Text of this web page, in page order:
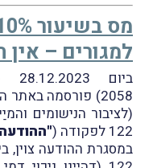
למגורים – אין
2058) פורסמה
(לציבור הנישומים
122 לפקודה (
במסגרת ההודעה צוין,